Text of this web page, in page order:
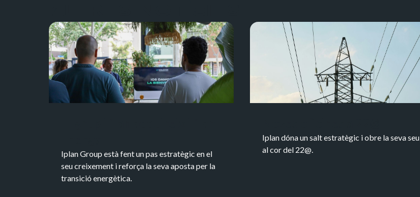
Iplan Group està fent un pas estratègic en el
seu creixement i reforça la seva aposta per la
transició energètica.
Iplan dóna un salt estratègic i obre la seva seu
al cor del 22@.